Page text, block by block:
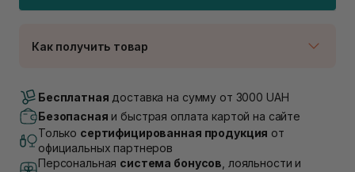
Как получить товар
В наличии
Самовывоз г. Луцк, Винниченка 4
Самовывоз г. Львов, ул. Академика Подстригача,
1В (Duck's Lake)
Бесплатная доставка на сумму от 3000 UAH
Безопасная и быстрая оплата картой на сайте
Только сертифицированная продукция от
официальных партнеров
Персональная система бонусов , лояльности и